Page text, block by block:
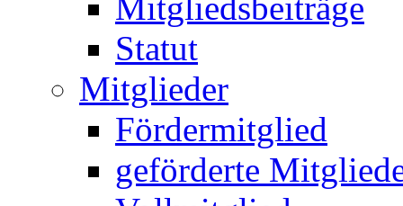
Mitgliedsbeiträge
Statut
Mitglieder
Fördermitglied
geförderte